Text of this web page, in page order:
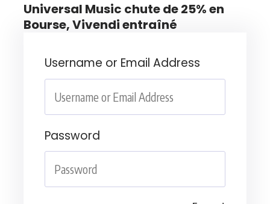
Universal Music chute de 25% en
Bourse, Vivendi entraîné
Username or Email Address
Password